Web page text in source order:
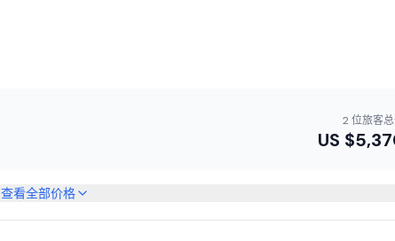
2 位旅客
US $
查看全部价格